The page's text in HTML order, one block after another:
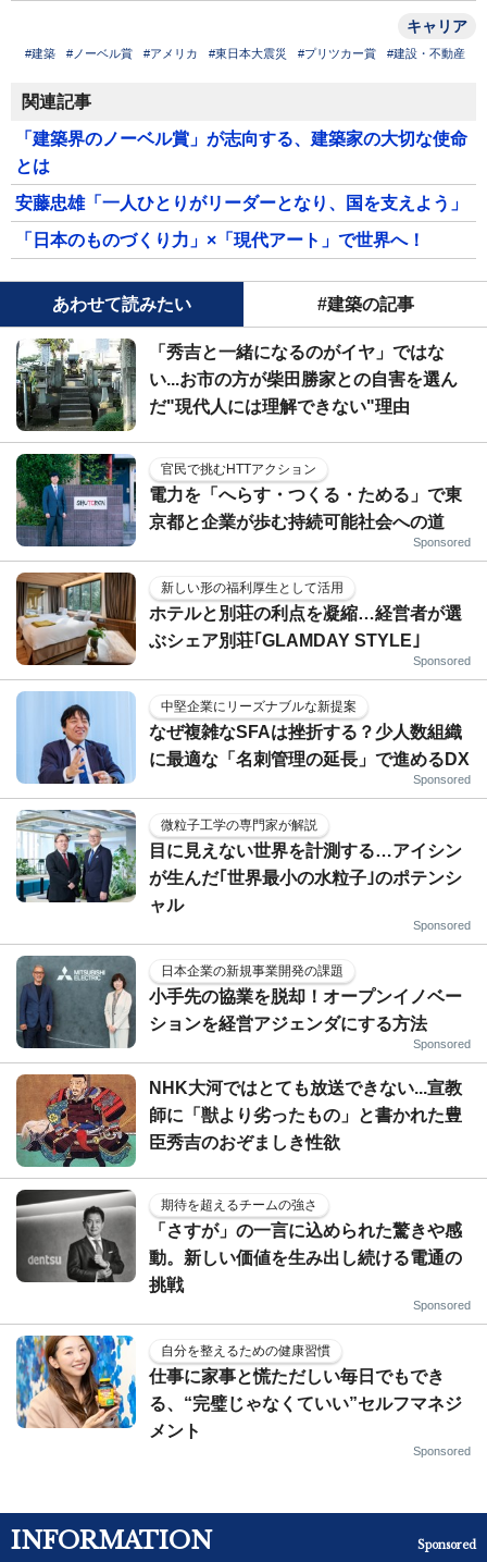
キャリア
#建築 #ノーベル賞 #アメリカ #東日本大震災 #プリツカー賞 #建設・不動産
関連記事
「建築界のノーベル賞」が志向する、建築家の大切な使命
とは
安藤忠雄「一人ひとりがリーダーとなり、国を支えよう」
「日本のものづくり力」×「現代アート」で世界へ！
あわせて読みたい #建築の記事
「秀吉と一緒になるのがイヤ」ではな
い...お市の方が柴田勝家との自害を選ん
だ"現代人には理解できない"理由
官民で挑むHTTアクション
電力を「へらす・つくる・ためる」で東
京都と企業が歩む持続可能社会への道
Sponsored
新しい形の福利厚生として活用
ホテルと別荘の利点を凝縮…経営者が選
ぶシェア別荘｢GLAMDAY STYLE｣
Sponsored
中堅企業にリーズナブルな新提案
なぜ複雑なSFAは挫折する？少人数組織
に最適な「名刺管理の延長」で進めるDX
Sponsored
微粒子工学の専門家が解説
目に見えない世界を計測する…アイシン
が生んだ｢世界最小の水粒子｣のポテンシ
ャル
Sponsored
日本企業の新規事業開発の課題
小手先の協業を脱却！オープンイノベー
ションを経営アジェンダにする方法
Sponsored
NHK大河ではとても放送できない...宣教
師に「獣より劣ったもの」と書かれた豊
臣秀吉のおぞましき性欲
期待を超えるチームの強さ
「さすが」の一言に込められた驚きや感
動。新しい価値を生み出し続ける電通の
挑戦
Sponsored
自分を整えるための健康習慣
仕事に家事と慌ただしい毎日でもでき
る、“完璧じゃなくていい”セルフマネジ
メント
Sponsored
INFORMATION Sponsored